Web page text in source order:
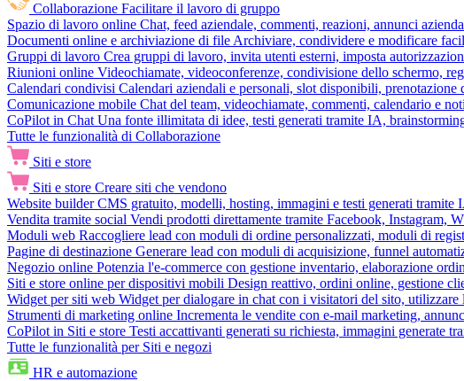
Collaborazione Facilitare il lavoro di gruppo
Spazio di lavoro online Chat, feed aziendale, commenti, reazioni, annunci
Documenti online e archiviazione di file Archiviare, condividere e modificare
Gruppi di lavoro Crea gruppi di lavoro, invita utenti esterni, imposta
Riunioni online Videochiamate, videoconferenze, condivisione dello schermo,
Calendari condivisi Calendari aziendali e personali, slot disponibili,
Comunicazione mobile Chat del team, videochiamate, commenti, calendario e
CoPilot in Chat Una fonte illimitata di idee, testi generati tramite IA,
Tutte le funzionalità di Collaborazione
Siti e store
Siti e store Creare siti che vendono
Website builder CMS gratuito, modelli, hosting, immagini e testi generati tramite
Vendita tramite social Vendi prodotti direttamente tramite Facebook, Instagram,
Moduli web Raccogliere lead con moduli di ordine personalizzati, moduli di
Pagine di destinazione Generare lead con moduli di acquisizione, funnel
Negozio online Potenzia l'e-commerce con gestione inventario, elaborazione
Siti e store online per dispositivi mobili Design reattivo, ordini online, gestione
Widget per siti web Widget per dialogare in chat con i visitatori del sito,
Strumenti di marketing online Incrementa le vendite con e-mail marketing,
CoPilot in Siti e store Testi accattivanti generati su richiesta, immagini generate
Tutte le funzionalità per Siti e negozi
HR e automazione